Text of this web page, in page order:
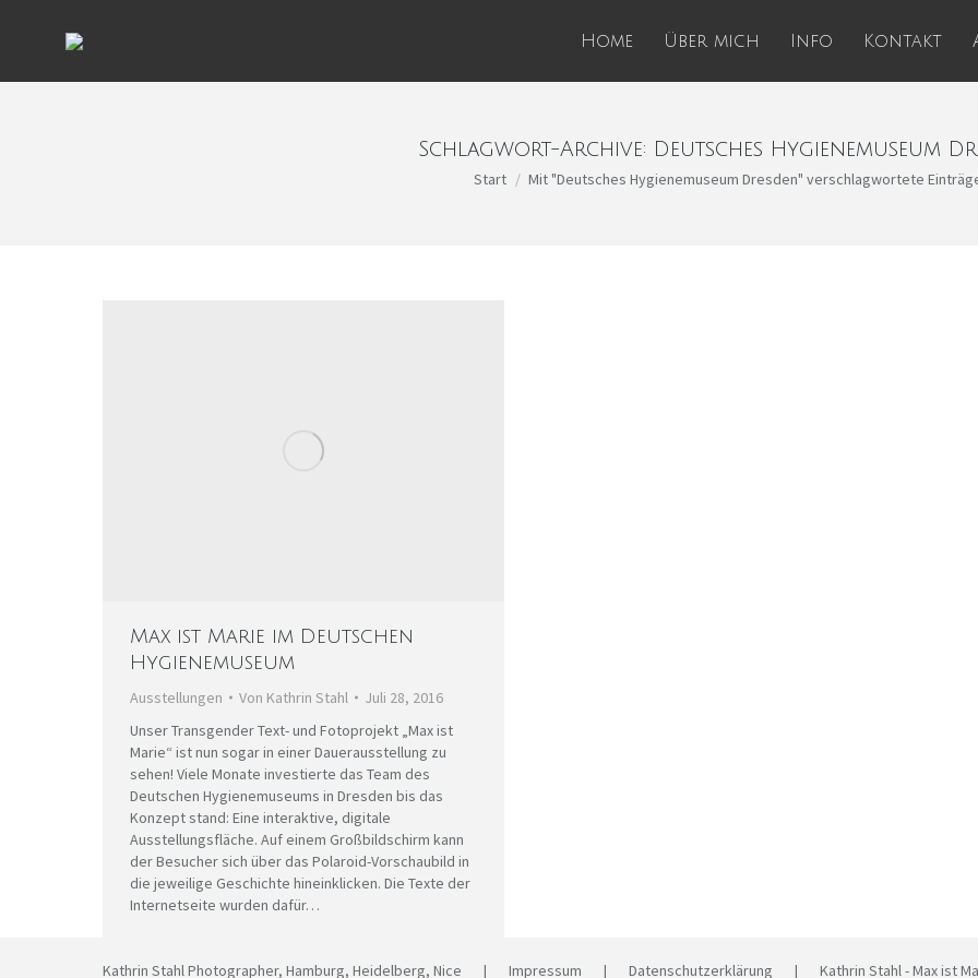
Home Über mich Info Kontakt
Schlagwort-Archive: Deutsches Hygienemuseum
Sie befinden sich hier:
Start Mit "Deutsches Hygienemuseum Dresden" verschlagwortete
Max ist Marie im Deutschen
Hygienemuseum
Ausstellungen Von Kathrin Stahl
Juli 28, 2016
Unser Transgender Text- und Fotoprojekt „Max ist
Marie“ ist nun sogar in einer Dauerausstellung zu
sehen! Viele Monate investierte das Team des
Deutschen Hygienemuseums in Dresden bis das
Konzept stand: Eine interaktive, digitale
Ausstellungsfläche. Auf einem Großbildschirm kann
der Besucher sich über das Polaroid-Vorschaubild in
die jeweilige Geschichte hineinklicken. Die Texte der
Internetseite wurden dafür…
Kathrin Stahl Photographer, Hamburg, Heidelberg, Nice |Impressum |Datenschutzerklärung | Kathrin Stahl - Max ist